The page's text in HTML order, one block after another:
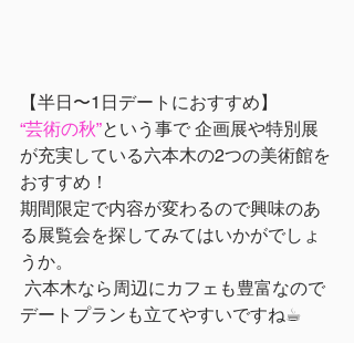
【半日〜1日デートにおすすめ】
“芸術の秋”という事で 企画展や特別展
が充実している六本木の2つの美術館を
おすすめ！
期間限定で内容が変わるので興味のあ
る展覧会を探してみてはいかがでしょ
うか。
デートプランも立てやすいですね☕︎